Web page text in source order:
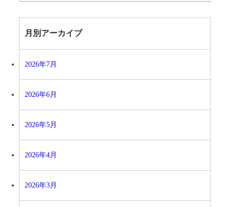
月別アーカイブ
2026年7月
2026年6月
2026年5月
2026年4月
2026年3月